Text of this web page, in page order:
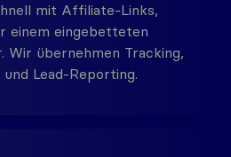
mit Affiliate-Links,
einem eingebetteten
Wir übernehmen Tracking,
Lead-Reporting.